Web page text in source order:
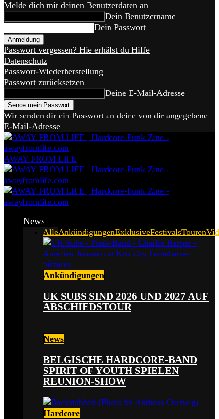
Melde dich mit deinen Benutzerdaten an
Dein Benutzername
Dein Passwort
Passwort vergessen? Hie erhälst du Hilfe
Datenschutz
Passwort-Wiederherstellung
Passwort zurücksetzen
Deine E-Mail-Adresse
Wir senden dir ein Passwort an deine von dir angegebene
E-Mail-Adresse
AWAY FROM LIFE
News
AlleAnkündigungenExklusiveFestivalsTouren
Ankündigungen
UK SUBS SIND 2026 UND 2027 AUF
ABSCHIEDSTOUR
News
BELGISCHE HARDCORE-BAND
SPIRIT OF YOUTH SPIELEN
REUNION-SHOW
Hardcore